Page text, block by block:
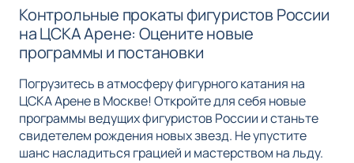
Контрольные прокаты фигуристов России
на ЦСКА Арене: Оцените новые
программы и постановки
Погрузитесь в атмосферу фигурного катания на
ЦСКА Арене в Москве! Откройте для себя новые
программы ведущих фигуристов России и станьте
свидетелем рождения новых звезд. Не упустите
шанс насладиться грацией и мастерством на льду.